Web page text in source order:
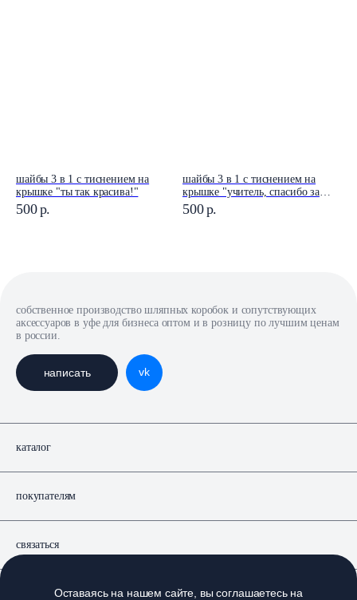
шайбы 3 в 1 с тиснением на
крышке "ты так красива!"
500р.
шайбы 3 в 1 с тиснением на
крышке "учитель, спасибо за
труд"
500р.
Оставаясь на нашем сайте, вы соглашаетесь на
собственное производство шляпных коробок и сопутствующих
аксессуаров в уфе для бизнеса оптом и в розницу по лучшим ценам
в россии.
vk
написать
каталог
покупателям
связаться
документы